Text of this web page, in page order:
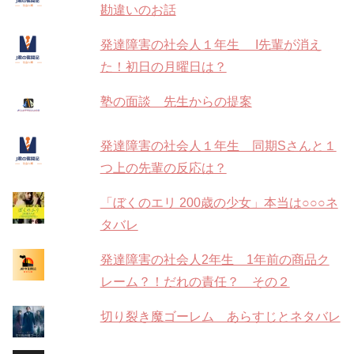
勘違いのお話
発達障害の社会人１年生 I先輩が消え
た！初日の月曜日は？
塾の面談 先生からの提案
発達障害の社会人１年生 同期Sさんと１
つ上の先輩の反応は？
「ぼくのエリ 200歳の少女」本当は○○○ネ
タバレ
発達障害の社会人2年生 1年前の商品ク
レーム？！だれの責任？ その２
切り裂き魔ゴーレム あらすじとネタバレ